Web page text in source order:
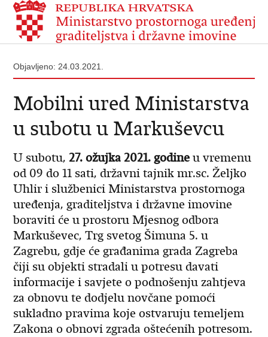
Objavljeno: 24.03.2021.
Mobilni ured Ministarstva
u subotu u Markuševcu
U subotu,27. ožujka 2021. godine u vremenu
od 09 do 11 sati, državni tajnik mr.sc. Željko
Uhlir i službenici Ministarstva prostornoga
uređenja, graditeljstva i državne imovine
boraviti će u prostoru Mjesnog odbora
Markuševec, Trg svetog Šimuna 5. u
Zagrebu, gdje će građanima grada Zagreba
čiji su objekti stradali u potresu davati
informacije i savjete o podnošenju zahtjeva
za obnovu te dodjelu novčane pomoći
sukladno pravima koje ostvaruju temeljem
Zakona o obnovi zgrada oštećenih potresom.